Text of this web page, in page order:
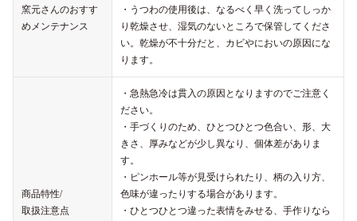
窯元さんのおすす
めメンテナンス
・うつわの使用後は、なるべく早く洗ってしっか
り乾燥させ、湿気のないところで保管してくださ
い。乾燥が不十分だと、カビやにおいの原因にな
ります。
商品特性/
取扱注意点
・急熱急冷は貫入の原因となりますのでご注意く
ださい。
・手づくりのため、ひとつひとつ色合い、形、大
きさ、厚みなどが少し異なり、個体差がありま
す。
・ピンホール等が見受けられたり、柄の入り方、
色味が違ったりする場合があります。
・ひとつひとつ違った表情をみせる、手作りなら